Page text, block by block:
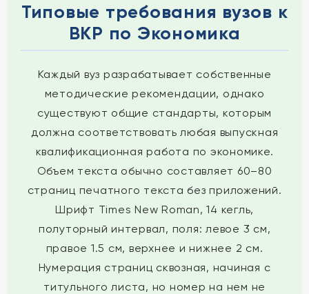
Типовые требования вузов к
ВКР по Экономика
Каждый вуз разрабатывает собственные
методические рекомендации, однако
существуют общие стандарты, которым
должна соответствовать любая выпускная
квалификационная работа по экономике.
Объем текста обычно составляет 60–80
страниц печатного текста без приложений.
Шрифт Times New Roman, 14 кегль,
полуторный интервал, поля: левое 3 см,
правое 1.5 см, верхнее и нижнее 2 см.
Нумерация страниц сквозная, начиная с
титульного листа, но номер на нем не